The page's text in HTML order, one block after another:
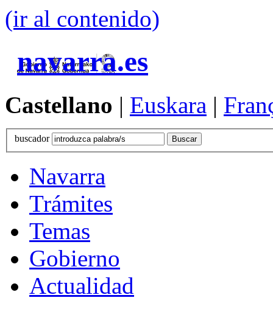
(ir al contenido)
navarra.es
Castellano | Euskara |
buscador
Navarra
Trámites
Temas
Gobierno
Actualidad